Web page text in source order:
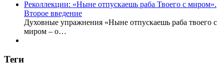
Реколлекции: «Ныне отпускаешь раба Твоего с миром».
Второе введение
Духовные упражнения «Ныне отпускаешь раба твоего с
миром – о…
Теги